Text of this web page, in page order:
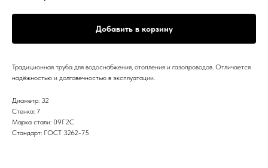
Добавить в корзину
Традиционная труба для водоснабжения, отопления и газопроводов. Отличается
надёжностью и долговечностью в эксплуатации.
Диаметр: 32
Стенка: 7
Марка стали: 09Г2С
Стандарт: ГОСТ 3262-75